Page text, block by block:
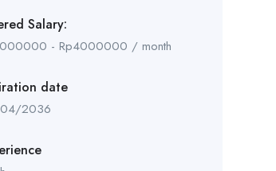
Salary:
- Rp4000000 / month
date
2036